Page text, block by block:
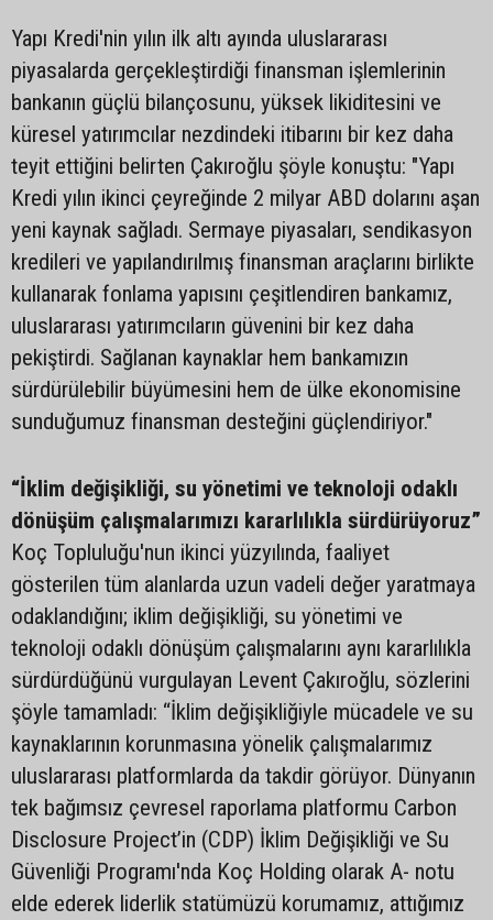
Yapı Kredi'nin yılın ilk altı ayında uluslararası
piyasalarda gerçekleştirdiği finansman işlemlerinin
bankanın güçlü bilançosunu, yüksek likiditesini ve
küresel yatırımcılar nezdindeki itibarını bir kez daha
teyit ettiğini belirten Çakıroğlu şöyle konuştu: "Yapı
Kredi yılın ikinci çeyreğinde 2 milyar ABD dolarını aşan
yeni kaynak sağladı. Sermaye piyasaları, sendikasyon
kredileri ve yapılandırılmış finansman araçlarını birlikte
kullanarak fonlama yapısını çeşitlendiren bankamız,
uluslararası yatırımcıların güvenini bir kez daha
pekiştirdi. Sağlanan kaynaklar hem bankamızın
sürdürülebilir büyümesini hem de ülke ekonomisine
sunduğumuz finansman desteğini güçlendiriyor."
“İklim değişikliği, su yönetimi ve teknoloji odaklı
dönüşüm çalışmalarımızı kararlılıkla sürdürüyoruz”
Koç Topluluğu'nun ikinci yüzyılında, faaliyet
gösterilen tüm alanlarda uzun vadeli değer yaratmaya
odaklandığını; iklim değişikliği, su yönetimi ve
teknoloji odaklı dönüşüm çalışmalarını aynı kararlılıkla
sürdürdüğünü vurgulayan Levent Çakıroğlu, sözlerini
şöyle tamamladı: “İklim değişikliğiyle mücadele ve su
kaynaklarının korunmasına yönelik çalışmalarımız
uluslararası platformlarda da takdir görüyor. Dünyanın
tek bağımsız çevresel raporlama platformu Carbon
Disclosure Project’in (CDP) İklim Değişikliği ve Su
Güvenliği Programı'nda Koç Holding olarak A- notu
elde ederek liderlik statümüzü korumamız, attığımız